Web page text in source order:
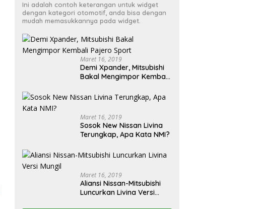
Ini adalah contoh keterangan untuk widget
dengan kategori otomotif, anda bisa dengan
mudah memasukkannya pada widget.
Maret 16, 2019
Demi Xpander, Mitsubishi
Bakal Mengimpor Kembali
Maret 16, 2019
Sosok New Nissan Livina
Terungkap, Apa Kata NMI?
Maret 16, 2019
Aliansi Nissan-Mitsubishi
Luncurkan Livina Versi